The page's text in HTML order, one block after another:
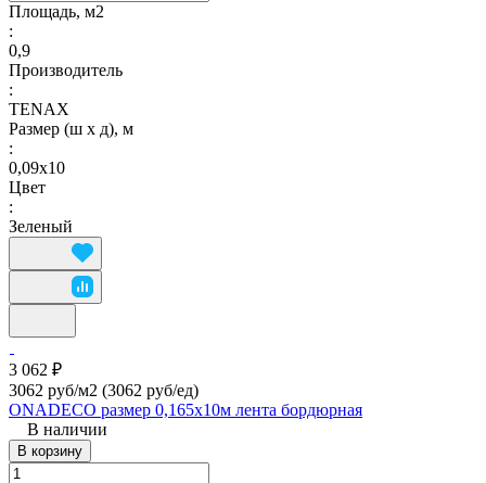
Площадь, м2
:
0,9
Производитель
:
TENAX
Размер (ш х д), м
:
0,09х10
Цвет
:
Зеленый
3 062 ₽
3062 руб/м2 (3062 руб/eд)
ONADECO размер 0,165х10м лента бордюрная
В наличии
В корзину